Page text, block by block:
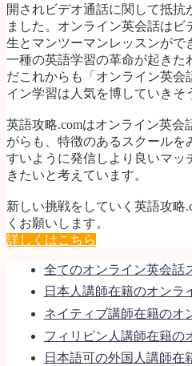
開されビデオ通話に関して抵抗
ました。オンライン英会話はビ
生とマンツーマンレッスンがで
一種の英語学習の革命が起きた
だこれからも「オンライン英会
イン学習は人気を博していきそ
英語攻略.comはオンライン英会
がらも、特徴のあるスクールを
すいように発信しより良いマッ
きたいと考えています。
新しい挑戦をしていく英語攻略
くお願いします。
詳しくはこちら
全てのオンライン英会話
日本人講師在籍のオンラ
ネイティブ講師在籍のオ
フィリピン人講師在籍の
日本語可の外国人講師在